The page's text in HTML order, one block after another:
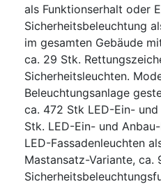
als Funktionserhalt oder
Sicherheitsbeleuchtung
im gesamten Gebäude
ca. 29 Stk.
Sicherheitsleuchten.
Beleuchtungsanlage
ca. 472 Stk LED-Ein-
Stk. LED-Ein- und
LED-Fassadenleuchten
Mastansatz-Variante, ca.